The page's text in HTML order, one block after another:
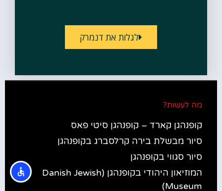
לגלות את דנמרק
מה לעשות?
קופנהגן קארד – קופנהגן סיטי פאס
סיור מבשלת בירה קרלסברג בקופנהגן
סיור סגווי בקופנהגן
המוזיאון היהודי בקופנהגן (Danish Jewish
Museum)